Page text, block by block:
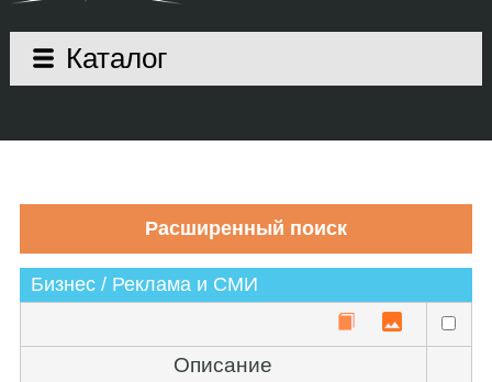
Каталог
Бизнес / Реклама и СМИ
Описание